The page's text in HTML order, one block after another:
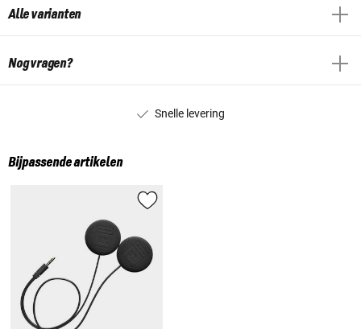
Alle varianten
Nog vragen?
Snelle levering
Bijpassende artikelen